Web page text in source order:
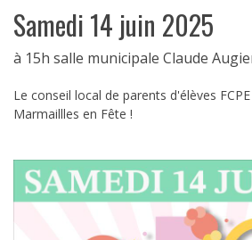
samedi 14 juin 2025
à 15h salle municipale Claude
Le conseil local de parents d'élèves
Marmaillles en Fête !